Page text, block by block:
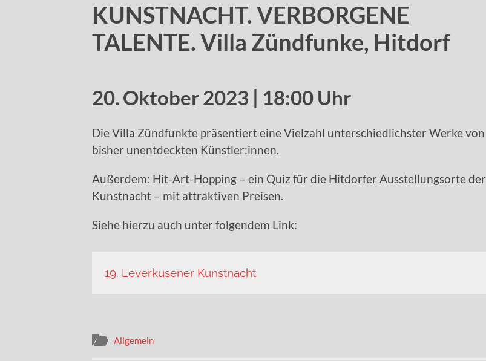
KUNSTNACHT. VERBORGENE
TALENTE. Villa Zündfunke, Hitdorf
20. Oktober 2023 | 18:00 Uhr
Die Villa Zündfunkte präsentiert eine Vielzahl unterschiedlichster Werke von
bisher unentdeckten Künstler:innen.
Außerdem: Hit-Art-Hopping – ein Quiz für die Hitdorfer Ausstellungsorte der
Kunstnacht – mit attraktiven Preisen.
Siehe hierzu auch unter folgendem Link:
19. Leverkusener Kunstnacht
Allgemein